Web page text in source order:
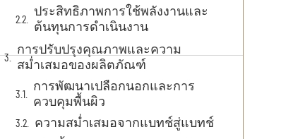
ประสิทธิภาพการใช้พลังงานและ
ต้นทุนการดำเนินงาน
การปรับปรุงคุณภาพและความ
สม่ำเสมอของผลิตภัณฑ์
การพัฒนาเปลือกนอกและการ
ควบคุมพื้นผิว
ความสม่ำเสมอจากแบทช์สู่แบทช์